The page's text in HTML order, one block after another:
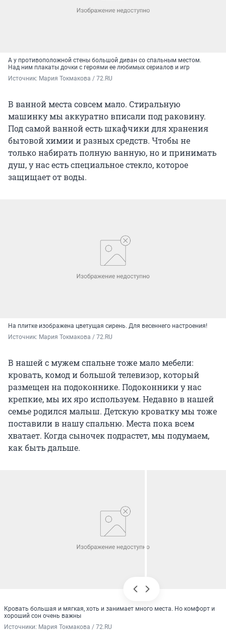
А у противоположной стены большой диван со спальным местом.
Над ним плакаты дочки с героями ее любимых сериалов и игр
Источник: Мария Токмакова / 72.RU
В ванной места совсем мало. Стиральную
машинку мы аккуратно вписали под раковину.
Под самой ванной есть шкафчики для хранения
бытовой химии и разных средств. Чтобы не
только набирать полную ванную, но и принимать
душ, у нас есть специальное стекло, которое
защищает от воды.
На плитке изображена цветущая сирень. Для весеннего настроения!
Источник: Мария Токмакова / 72.RU
В нашей с мужем спальне тоже мало мебели:
кровать, комод и большой телевизор, который
размещен на подоконнике. Подоконники у нас
крепкие, мы их яро используем. Недавно в нашей
семье родился малыш. Детскую кроватку мы тоже
поставили в нашу спальню. Места пока всем
хватает. Когда сыночек подрастет, мы подумаем,
как быть дальше.
Кровать большая и мягкая, хоть и занимает много места. Но комфорт и
хороший сон очень важны
Источники: Мария Токмакова / 72.RU